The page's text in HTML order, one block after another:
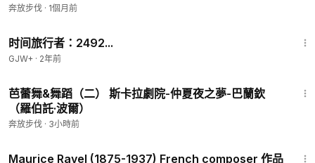
奔放步伐 · 1個月前
时间旅行者：2492...
GJW+ · 2年前
芭蕾舞&舞蹈（二） 斯卡拉劇院-仲夏夜之夢-巴蘭欽
（羅伯託·波爾）
奔放步伐 · 3小時前
Maurice Ravel (1875-1937) French composer 作品